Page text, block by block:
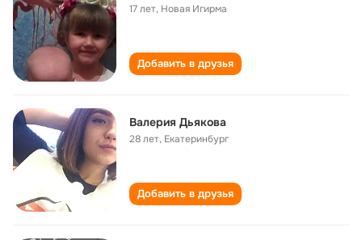
17 лет, Новая Игирма
Добавить в друзья
Валерия Дьякова
28 лет, Екатеринбург
Добавить в друзья